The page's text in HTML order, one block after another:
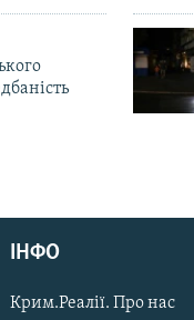
ІНФО
Крим.Реалії. Про нас